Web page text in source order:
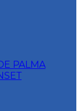
PALMA